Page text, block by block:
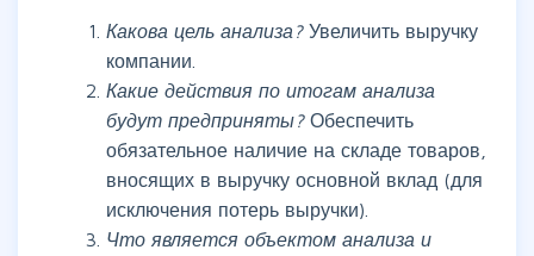
Какова цель анализа? Увеличить выручку
компании.
Какие действия по итогам анализа
будут предприняты? Обеспечить
обязательное наличие на складе товаров,
вносящих в выручку основной вклад (для
исключения потерь выручки).
Что является объектом анализа и